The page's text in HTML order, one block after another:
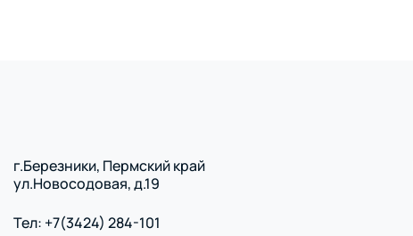
г.Березники, Пермский край
ул.Новосодовая, д.19
Тел: +7(3424) 284-101